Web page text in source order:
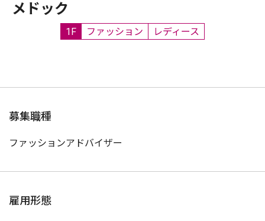
メドック
1F ファッション レディース
募集職種
ファッションアドバイザー
雇用形態